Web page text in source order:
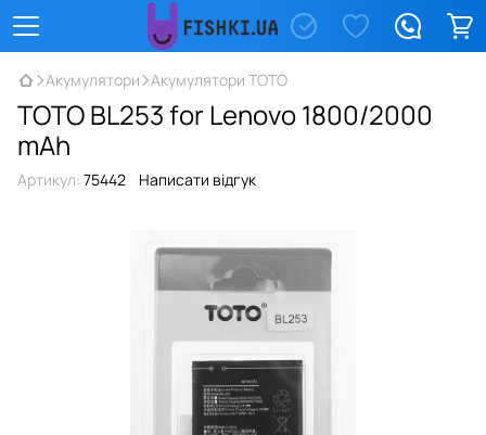
Акумулятори Акумулятори TOTO
TOTO BL253 for Lenovo 1800/2000
mAh
Артикул: 75442 Написати відгук